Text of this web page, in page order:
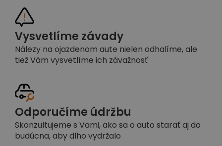
Vysvetlíme závady
Nálezy na ojazdenom aute nielen odhalíme, ale
tiež Vám vysvetlíme ich závažnosť
Odporučíme údržbu
Skonzultujeme s Vami, ako sa o auto starať aj do
budúcna, aby dlho vydržalo